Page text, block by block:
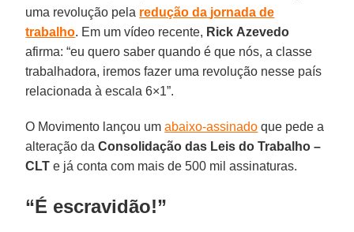
uma revolução pela redução da jornada de
trabalho. Em um vídeo recente, Rick Azevedo
afirma: “eu quero saber quando é que nós, a classe
trabalhadora, iremos fazer uma revolução nesse país
relacionada à escala 6×1”.
O Movimento lançou umabaixo-assinado que pede a
alteração daConsolidação das Leis do Trabalho –
CLT e já conta com mais de 500 mil assinaturas.
“É escravidão!”